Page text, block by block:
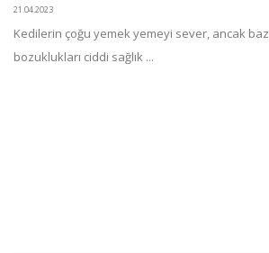
21.04.2023
Kedilerin çoğu yemek yemeyi sever, ancak
bozuklukları ciddi sağlık ...